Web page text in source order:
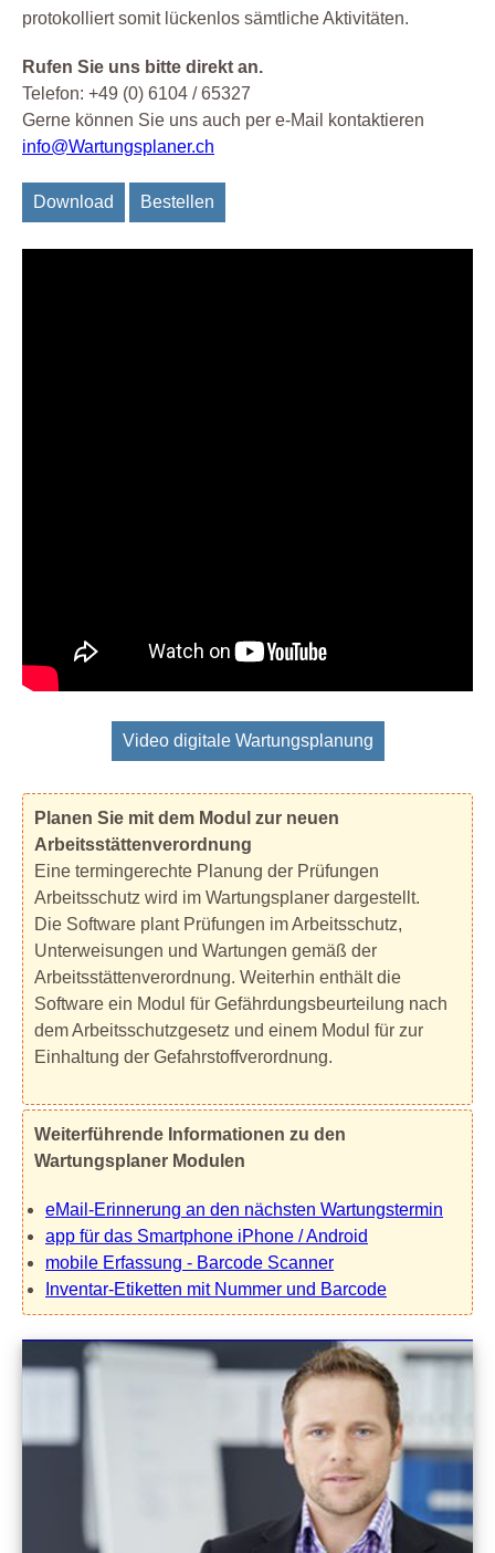
protokolliert somit lückenlos sämtliche Aktivitäten.
Rufen Sie uns bitte direkt an.
Telefon: +49 (0) 6104 / 65327
Gerne können Sie uns auch per e-Mail kontaktieren
info@Wartungsplaner.ch
Download Bestellen
Video digitale Wartungsplanung
Planen Sie mit dem Modul zur neuen
Arbeitsstättenverordnung
Eine termingerechte Planung der Prüfungen
Arbeitsschutz wird im Wartungsplaner dargestellt.
Die Software plant Prüfungen im Arbeitsschutz,
Unterweisungen und Wartungen gemäß der
Arbeitsstättenverordnung. Weiterhin enthält die
Software ein Modul für Gefährdungsbeurteilung nach
dem Arbeitsschutzgesetz und einem Modul für zur
Einhaltung der Gefahrstoffverordnung.
Weiterführende Informationen zu den
Wartungsplaner Modulen
eMail-Erinnerung an den nächsten Wartungstermin
app für das Smartphone iPhone / Android
mobile Erfassung - Barcode Scanner
Inventar-Etiketten mit Nummer und Barcode